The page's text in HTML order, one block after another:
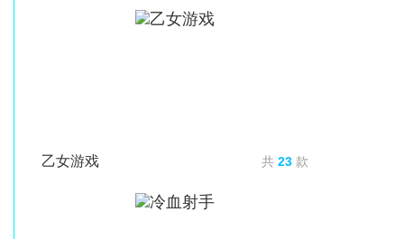
乙女游戏 共 23 款